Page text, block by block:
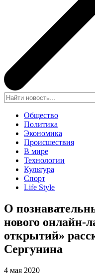
Общество
Политика
Экономика
Происшествия
В мире
Технологии
Культура
Спорт
Life Style
О
нового онлайн-
открытий»
Сергунина
4 мая 2020